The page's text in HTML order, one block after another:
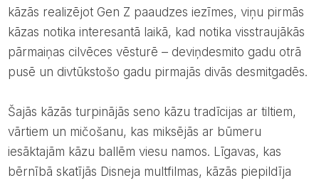
kāzās realizējot Gen Z paaudzes iezīmes, viņu pirmās
kāzas notika interesantā laikā, kad notika visstraujākās
pārmaiņas cilvēces vēsturē – deviņdesmito gadu otrā
pusē un divtūkstošo gadu pirmajās divās desmitgadēs.
Šajās kāzās turpinājās seno kāzu tradīcijas ar tiltiem,
vārtiem un mičošanu, kas miksējās ar būmeru
iesāktajām kāzu ballēm viesu namos. Līgavas, kas
bērnībā skatījās Disneja multfilmas, kāzās piepildīja